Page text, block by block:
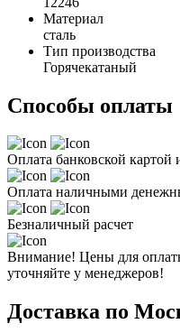
Материал
сталь
Тип производства
Горячекатаный
Способы оплаты
Оплата банковской картой
Оплата наличными
Безналичный расчет
Внимание! Цены для
уточняйте у менеджеров!
Доставка по